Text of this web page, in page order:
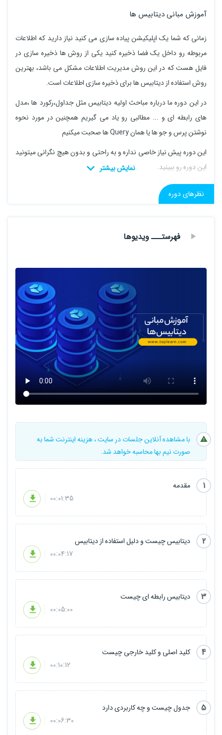
آموزش مبانی دیتابیس ها
زمانی که شما یک اپلیکیشن پیاده سازی می کنید نیاز دارید که اطلاعات
مربوطه رو داخل یک فضا ذخیره کنید یکی از روش ها ذخیره سازی در
فایل هست که در این روش مدیریت اطلاعات مشکل می باشد، بهترین
روش استفاده از دیتابیس ها برای ذخیره سازی اطلاعات است.
در این دوره ما درباره مباحث اولیه دیتابیس مثل جداول،رکورد ها ،مدل
های رابطه ای و ... مطالبی رو یاد می گیریم همچنین در مورد نحوه
نوشتن پرس و جو ها یا همان Query ها صحبت میکنیم
این دوره پیش نیاز خاصی نداره و به راحتی و بدون هیچ نگرانی میتونید
این دوره رو ببینید.
سرفصل های دوره :
دیتابیس چیست
بررسی جداول در دیتابیس
ساخت جداول و رابطه ها در Sql Server
بررسی کوئری های مطرح در دیتابیس
نظرهای دوره
فهرستـــ ویدیوها
با مشاهده آنلاین جلسات در سایت ، هزینه اینترنت شما به
صورت نیم بها محاسبه خواهد شد.
1
مقدمه
00:01:35
2
دیتابیس چیست و دلیل استفاده از دیتابیس
00:04:17
3
دیتابیس رابطه ای چیست
00:05:00
4
کلید اصلی و کلید خارجی چیست
00:10:12
5
جدول چیست و چه کاربردی دارد
00:06:30